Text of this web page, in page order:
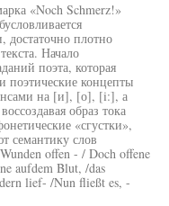
«Noch Schmerz!»
плотно
Начало
поэта, которая
поэтические концепты
на [и], [о], [i:], а
образ тока
«сгустки»,
семантику слов
offen - / Doch offene
aufdem Blut, /das
lief- /Nun fließt es, -